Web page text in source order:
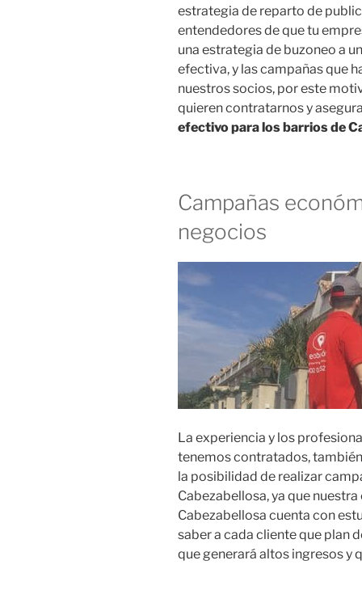
estrategia de reparto de
entendedores de que tu
una estrategia de buzoneo a
efectiva, y las campañas que
nuestros socios, por este
quieren contratarnos y
efectivo para los barrios de
Campañas
negocios
La experiencia y los
tenemos contratados,
la posibilidad de realizar
Cabezabellosa, ya que
Cabezabellosa cuenta con
saber a cada cliente que plan
que generará altos ingresos y